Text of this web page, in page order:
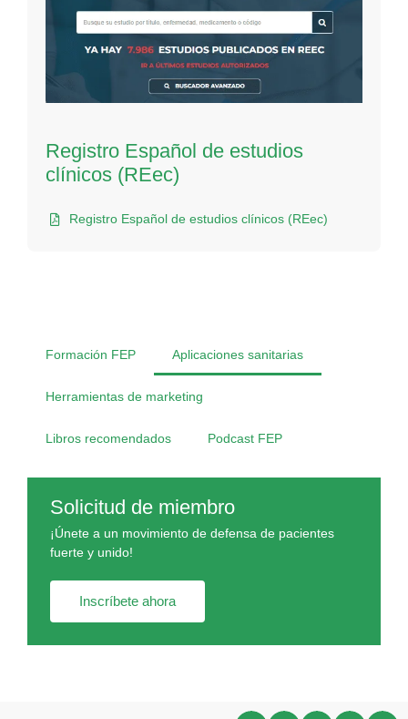
Formación FEP Aplicaciones sanitarias
Herramientas de marketing
Libros recomendados Podcast FEP
Solicitud de miembro
¡Únete a un movimiento de defensa de pacientes
fuerte y unido!
Inscríbete ahora
Registro Español de estudios
clínicos (REec)
Registro Español de estudios clínicos (REec)